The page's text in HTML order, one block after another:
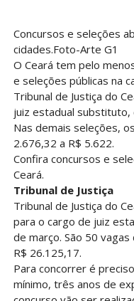
Concursos e seleções
cidades.Foto-Arte G1
O Ceará tem pelo
e seleções públicas na
Tribunal de Justiça do
juiz estadual substituto,
Nas demais seleções,
2.676,32 a R$ 5.622.
Confira concursos e
Ceará.
Tribunal de Justiça
Tribunal de Justiça do
para o cargo de juiz
de março. São 50
R$ 26.125,17.
Para concorrer é
mínimo, três anos de